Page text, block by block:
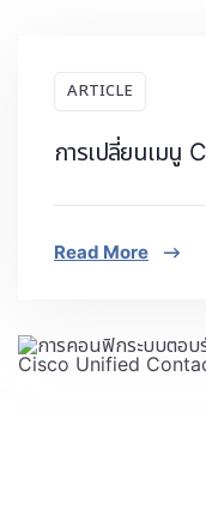
ARTICLE
การเปลี่ยนเมนู
Read More